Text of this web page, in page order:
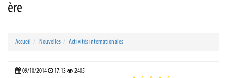
ère
Accueil Nouvelles Activités internationales
09/10/2014 17:13 2405